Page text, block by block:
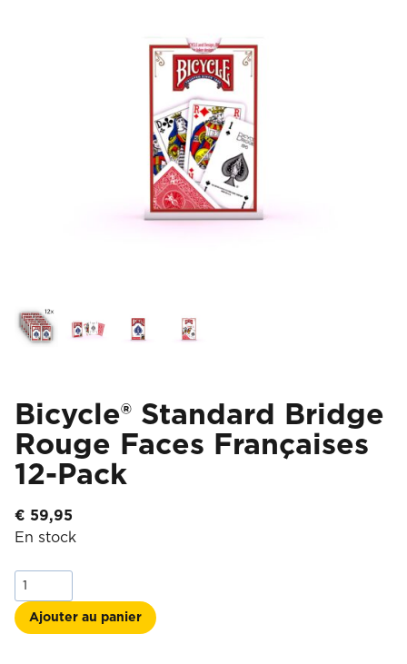
Bicycle® Standard Bridge
Rouge Faces Françaises
12-Pack
€ 59,95
En stock
quantité
de
Bicycle®
Standard
Ajouter au panier